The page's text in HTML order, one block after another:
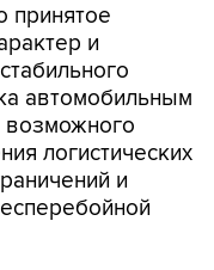
принятое
и
автомобильным
логистических
и